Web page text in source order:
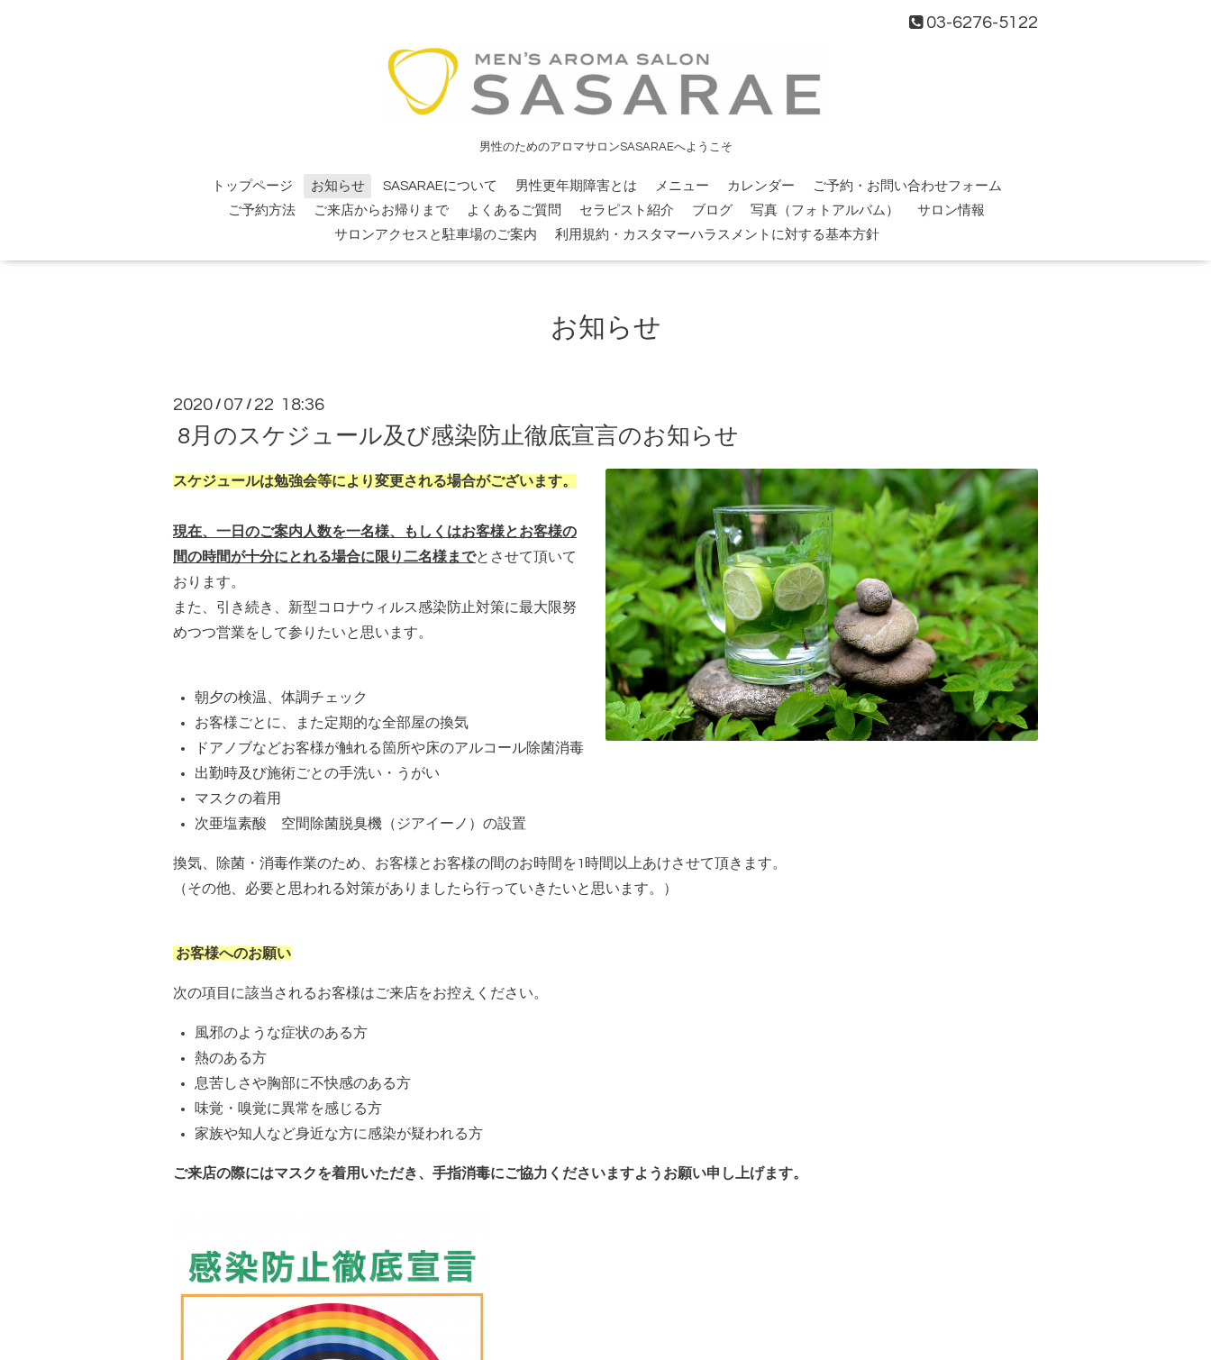
03-6276-5122
男性のためのアロマサロンSASARAEへようこそ
トップページ お知らせ SASARAEについて 男性更年期障害とは メニュー カレンダー
ご予約・お問い合わせフォーム
ご予約方法
ご来店からお帰りまで よくあるご質問 セラピスト紹介 ブログ 写真（フォトアルバム）
サロン情報
サロンアクセスと駐車場のご案内
利用規約・カスタマーハラスメントに対する基本方針
お知らせ
2020 / 07 / 22 18:36
8月のスケジュール及び感染防止徹底宣言のお知らせ
スケジュールは勉強会等により変更される場合がございます。
現在、一日のご案内人数を一名様、もしくはお客様とお客様の
間の時間が十分にとれる場合に限り二名様までとさせて頂いて
おります。
また、引き続き、新型コロナウィルス感染防止対策に最大限努
めつつ営業をして参りたいと思います。
朝夕の検温、体調チェック
お客様ごとに、また定期的な全部屋の換気
ドアノブなどお客様が触れる箇所や床のアルコール除菌消毒
出勤時及び施術ごとの手洗い・うがい
マスクの着用
次亜塩素酸 空間除菌脱臭機（ジアイーノ）の設置
換気、除菌・消毒作業のため、お客様とお客様の間のお時間を1時間以上あけさせて頂きます。
（その他、必要と思われる対策がありましたら行っていきたいと思います。）
お客様へのお願い
次の項目に該当されるお客様はご来店をお控えください。
風邪のような症状のある方
熱のある方
息苦しさや胸部に不快感のある方
味覚・嗅覚に異常を感じる方
家族や知人など身近な方に感染が疑われる方
ご来店の際にはマスクを着用いただき、手指消毒にご協力くださいますようお願い申し上げます。